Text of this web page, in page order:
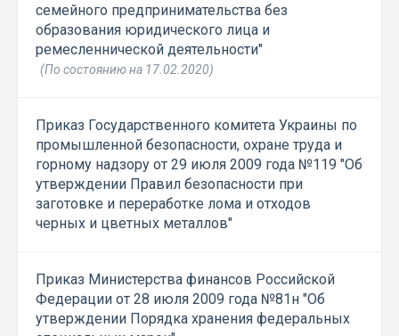
семейного предпринимательства без
образования юридического лица и
ремесленнической деятельности"
(По состоянию на 17.02.2020)
Приказ Государственного комитета Украины по
промышленной безопасности, охране труда и
горному надзору от 29 июля 2009 года №119 "Об
утверждении Правил безопасности при
заготовке и переработке лома и отходов
черных и цветных металлов"
Приказ Министерства финансов Российской
Федерации от 28 июля 2009 года №81н "Об
утверждении Порядка хранения федеральных